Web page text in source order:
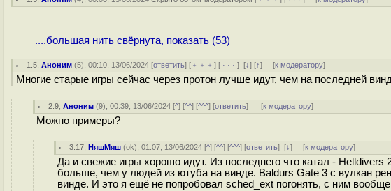
....большая нить свёрнута, показать (53)
1.5 ,Аноним (5), 00:10, 13/06/2024 [ответить] [ ﹢﹢﹢] [ · · ·][↓] [↑] [к модератору]
Многие старые игры сейчас через протон лучше идут, чем на последней
2.9 ,Аноним (9), 00:39, 13/06/2024 [^] [^^] [^^^] [ответить] [к модератору]
Можно примеры?
3.17 ,НяшМяш (ok), 01:07, 13/06/2024 [^] [^^] [^^^] [ответить][↓] [к модератору]
Да и свежие игры хорошо идут. Из последнего что катал -
больше, чем у людей из ютуба на винде. Baldurs Gate 3 с вулкан
винде. И это я ещё не попробовал sched_ext погонять, с ним